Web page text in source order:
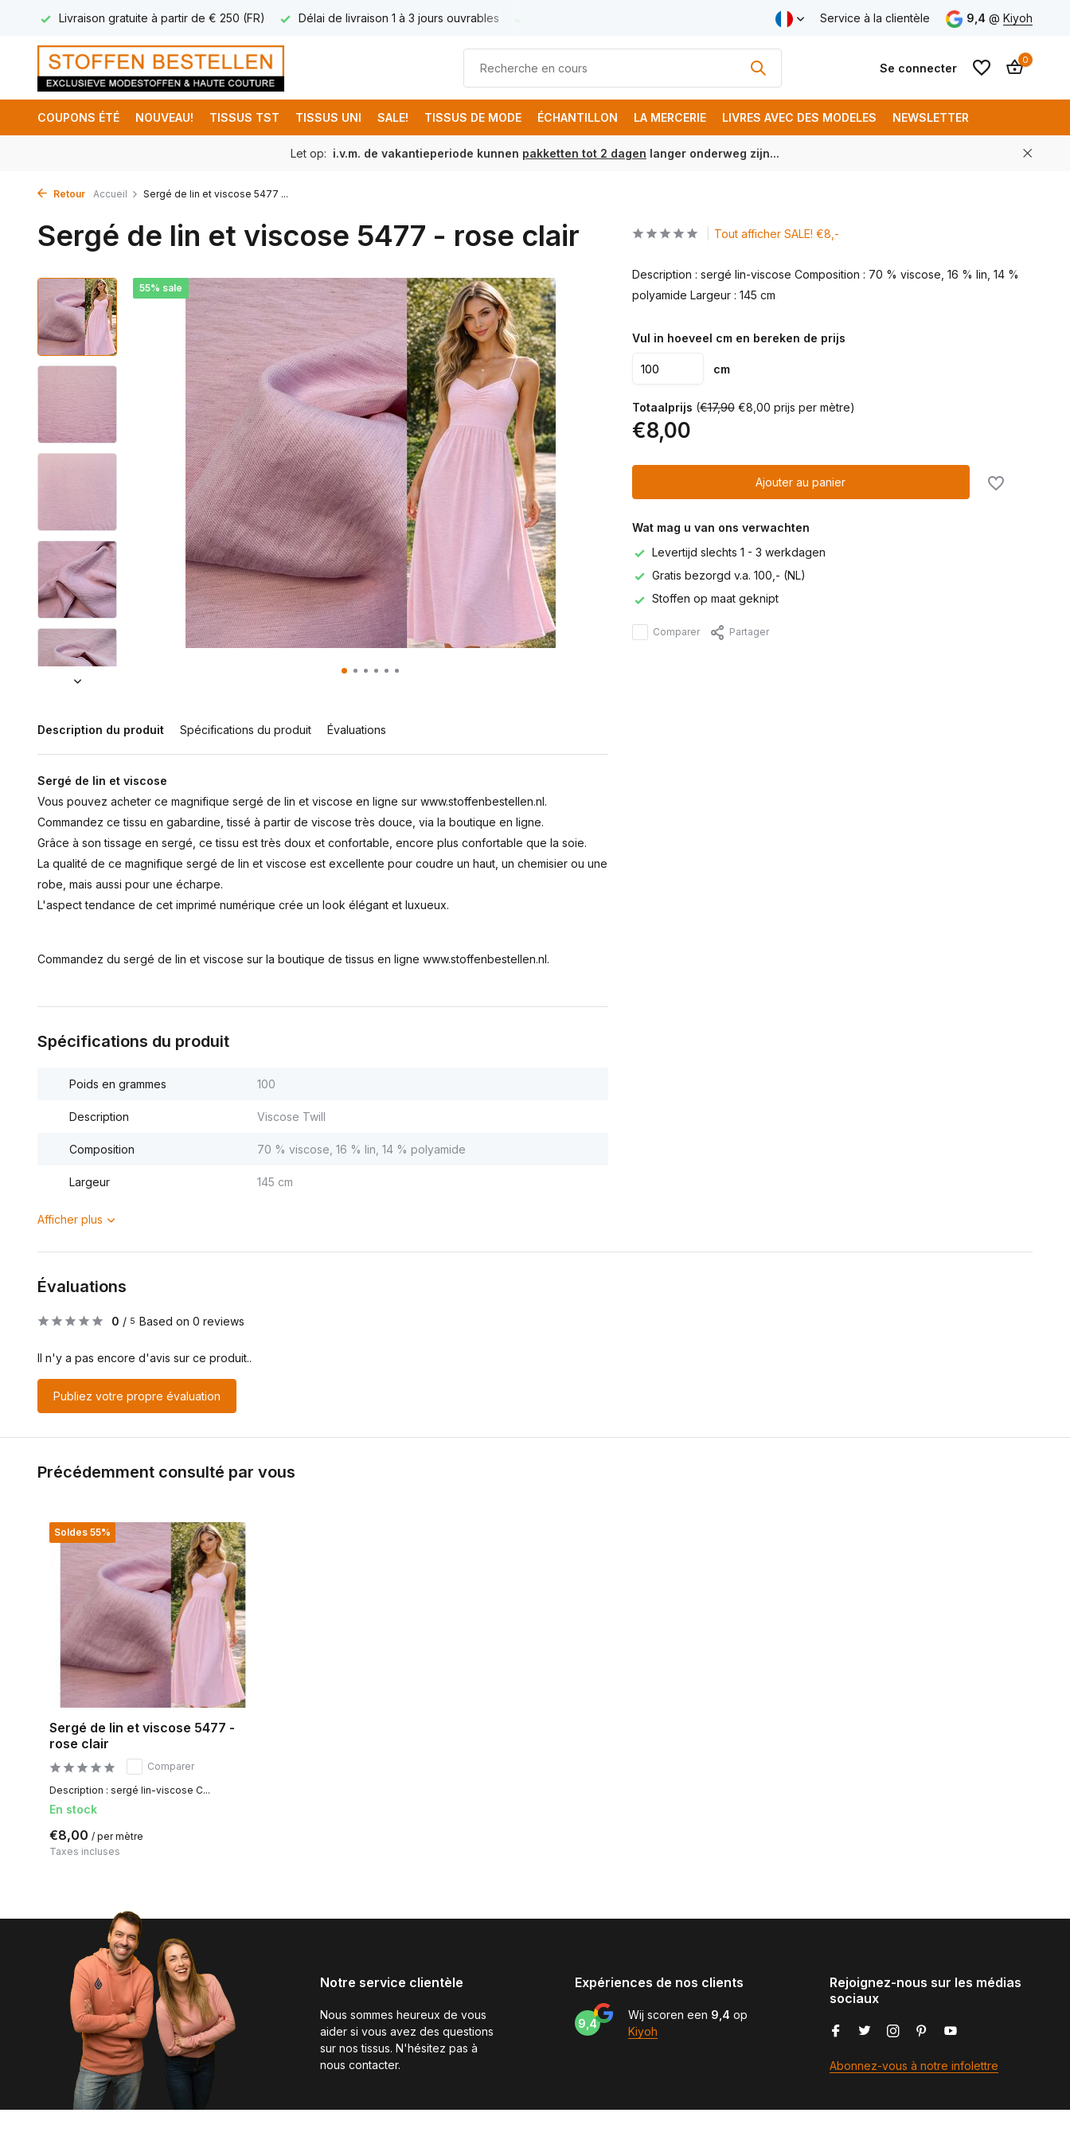
Livraison gratuite à partir de € 250 (FR) Délai de livraison 1 à 3 jours ouvrables Livraison gratuite à partir de € 250 (FR)
Service à la clientèle 9,4 @ Kiyoh
Se connecter
0
COUPONS ÉTÉ NOUVEAU! TISSUS TST TISSUS UNI SALE! TISSUS DE MODE ÉCHANTILLON LA MERCERIE LIVRES AVEC DES MODELES NEWSLETTER
Let op: i.v.m. de vakantieperiode kunnen pakketten tot 2 dagen langer onderweg zijn...
Retour Accueil Sergé de lin et viscose 5477 ...
Sergé de lin et viscose 5477 - rose clair
55% sale
Description du produit Spécifications du produit Évaluations
Sergé de lin et viscose
Vous pouvez acheter ce magnifique sergé de lin et viscose en ligne sur www.stoffenbestellen.nl.
Commandez ce tissu en gabardine, tissé à partir de viscose très douce, via la boutique en ligne.
Grâce à son tissage en sergé, ce tissu est très doux et confortable, encore plus confortable que la soie.
La qualité de ce magnifique sergé de lin et viscose est excellente pour coudre un haut, un chemisier ou une
robe, mais aussi pour une écharpe.
L'aspect tendance de cet imprimé numérique crée un look élégant et luxueux.
Commandez du sergé de lin et viscose sur la boutique de tissus en ligne www.stoffenbestellen.nl.
Spécifications du produit
Poids en grammes 100
Description Viscose Twill
Composition 70 % viscose, 16 % lin, 14 % polyamide
Largeur 145 cm
Afficher plus
Tout afficher SALE! €8,-
Description : sergé lin-viscose Composition : 70 % viscose, 16 % lin, 14 %
polyamide Largeur : 145 cm
Vul in hoeveel cm en bereken de prijs
cm
Totaalprijs (€17,90€8,00 prijs per mètre)
€8,00
Ajouter au panier
Wat mag u van ons verwachten
Levertijd slechts 1 - 3 werkdagen
Gratis bezorgd v.a. 100,- (NL)
Stoffen op maat geknipt
Comparer Partager
Évaluations
0 / 5 Based on 0 reviews
Il n'y a pas encore d'avis sur ce produit..
Publiez votre propre évaluation
Précédemment consulté par vous
Soldes 55%
Sergé de lin et viscose 5477 -
rose clair
Comparer
Description : sergé lin-viscose C...
En stock
€8,00 / per mètre
Taxes incluses
Notre service clientèle
Nous sommes heureux de vous
aider si vous avez des questions
sur nos tissus. N'hésitez pas à
nous contacter.
Expériences de nos clients
9,4
Wij scoren een 9,4 op
Kiyoh
Rejoignez-nous sur les médias
sociaux
Abonnez-vous à notre infolettre